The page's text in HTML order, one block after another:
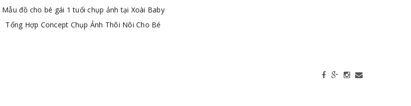
Mẫu đồ cho bé gái 1 tuổi chụp ảnh tại Xoài Baby
Tổng Hợp Concept Chụp Ảnh Thôi Nôi Cho Bé